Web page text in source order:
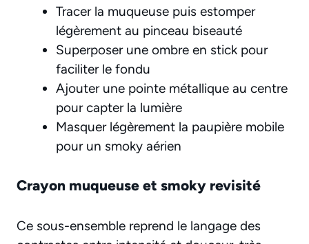
Tracer la muqueuse puis estomper
légèrement au pinceau biseauté
Superposer une ombre en stick pour
faciliter le fondu
Ajouter une pointe métallique au centre
pour capter la lumière
Masquer légèrement la paupière mobile
pour un smoky aérien
Crayon muqueuse et smoky revisité
Ce sous-ensemble reprend le langage des